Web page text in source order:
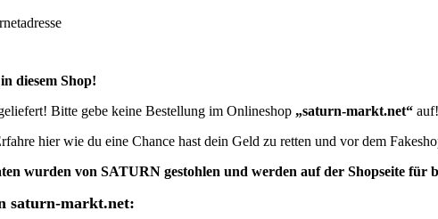
diesem Shop!
Bitte gebe keine Bestellung im Onlineshop „saturn-markt.net“ auf!
hier wie du eine Chance hast dein Geld zu retten und vor dem
wurden von SATURN gestohlen und werden auf der Shopseite für
saturn-markt.net: